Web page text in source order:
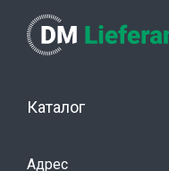
Каталог
Адрес